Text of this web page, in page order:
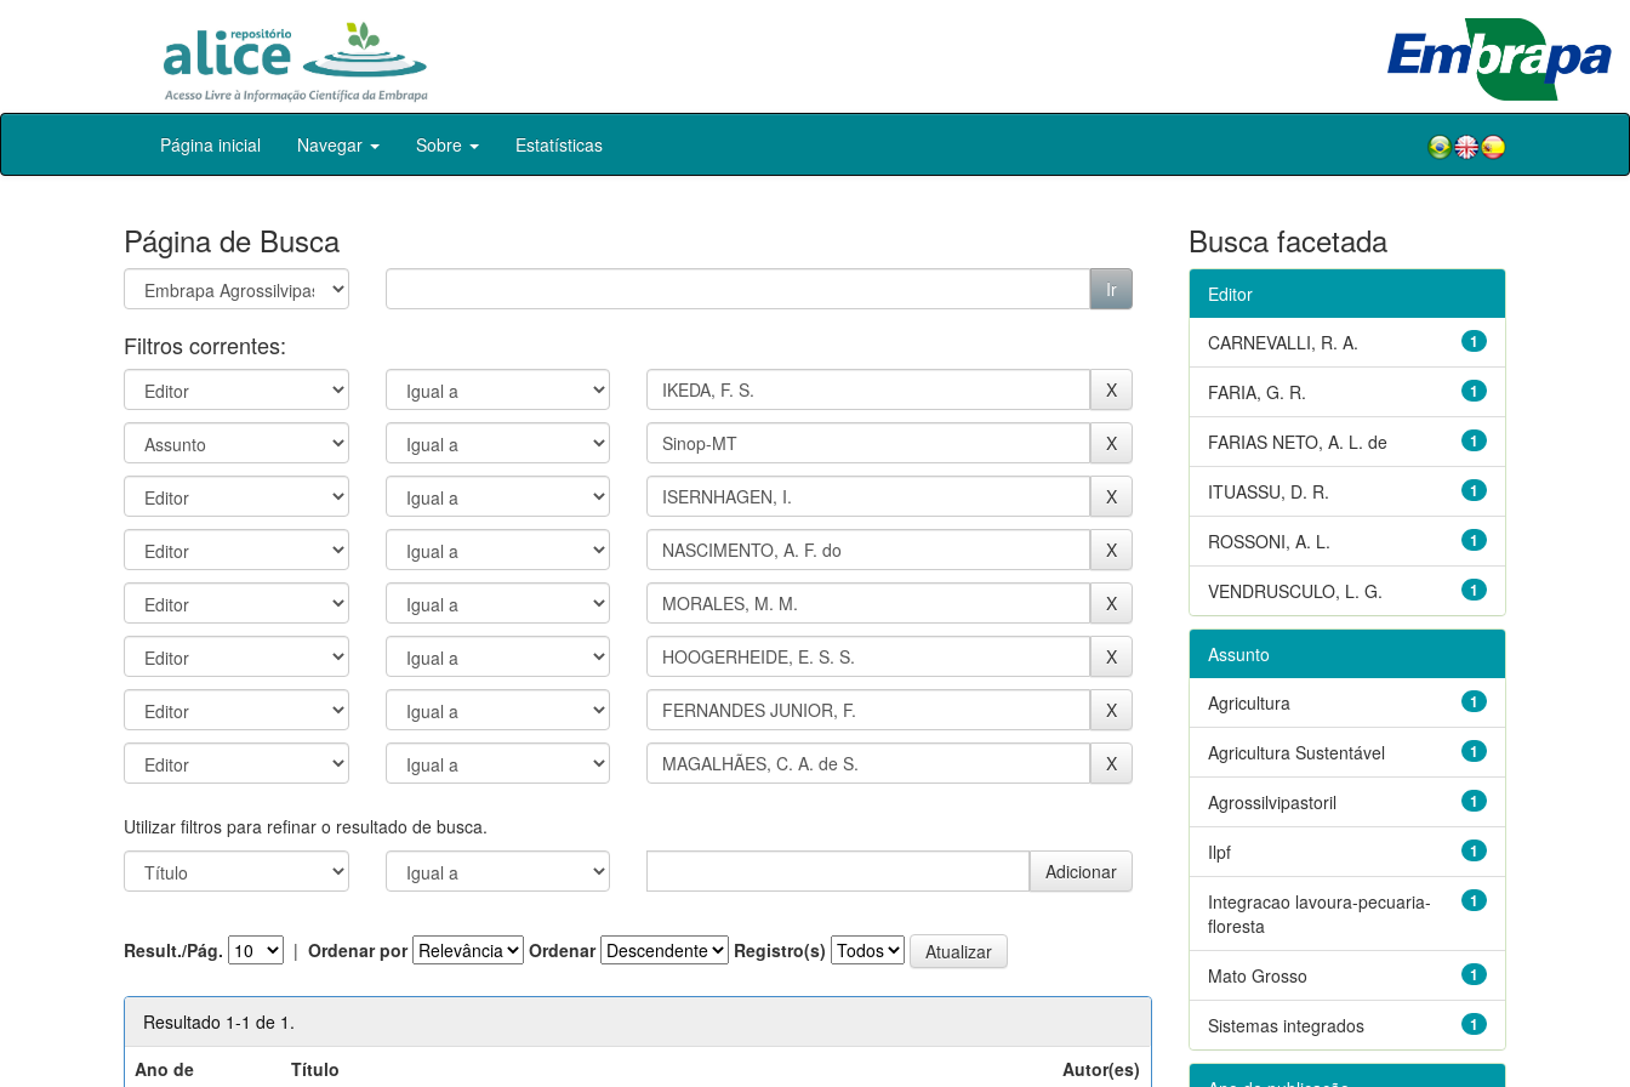
Skip
Página inicial Navegar Sobre Estatísticas
Página de Busca
Filtros correntes:
Utilizar filtros para refinar o resultado de busca.
Result./Pág. | Ordenar por Ordenar Registro(s)
Resultado 1-1 de 1.
Ano de
Título Autor(es)
Busca facetada
Editor
1
CARNEVALLI, R. A.
1
FARIA, G. R.
1
FARIAS NETO, A. L. de
1
ITUASSU, D. R.
1
ROSSONI, A. L.
1
VENDRUSCULO, L. G.
Assunto
1
Agricultura
1
Agricultura Sustentável
1
Agrossilvipastoril
1
Ilpf
1
Integracao lavoura-pecuaria-
floresta
1
Mato Grosso
1
Sistemas integrados